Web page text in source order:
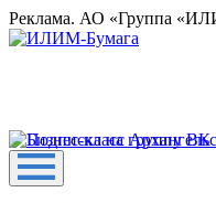
Реклама. АО «Группа